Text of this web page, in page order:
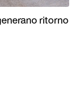
ritorno